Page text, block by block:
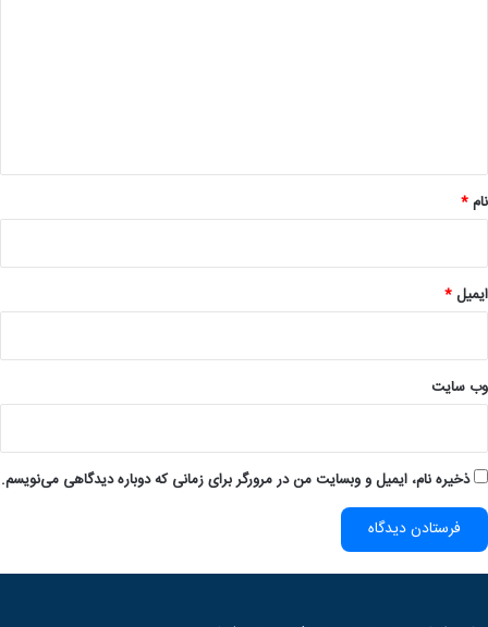
نام*
ایمیل*
وب‌ سایت
ذخیره نام، ایمیل و وبسایت من در مرورگر برای زمانی که دوباره دیدگاهی می‌نویسم.